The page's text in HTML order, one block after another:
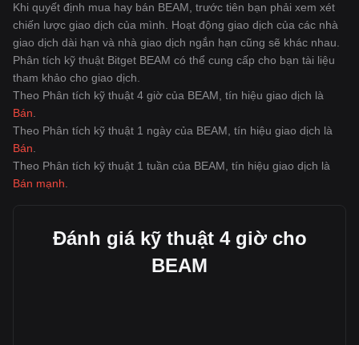
Khi quyết định mua hay bán BEAM, trước tiên bạn phải xem xét
chiến lược giao dịch của mình. Hoạt động giao dịch của các nhà
giao dịch dài hạn và nhà giao dịch ngắn hạn cũng sẽ khác nhau.
Phân tích kỹ thuật Bitget BEAM có thể cung cấp cho bạn tài liệu
tham khảo cho giao dịch.
Theo Phân tích kỹ thuật 4 giờ của BEAM, tín hiệu giao dịch là
Bán
Theo Phân tích kỹ thuật 1 ngày của BEAM, tín hiệu giao dịch là
Bán
Theo Phân tích kỹ thuật 1 tuần của BEAM, tín hiệu giao dịch là
Bán mạnh
Đánh giá kỹ thuật 4 giờ cho
BEAM